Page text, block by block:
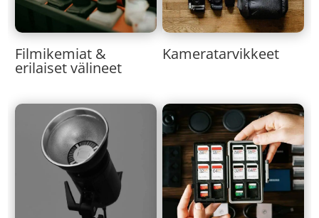
Filmikemiat &
erilaiset välineet
Kameratarvikkeet